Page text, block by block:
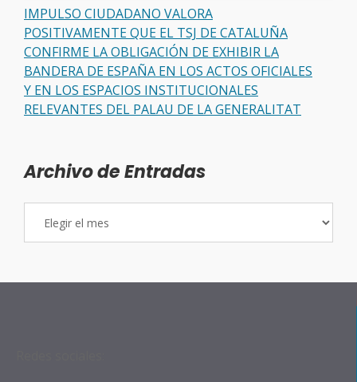
IMPULSO CIUDADANO VALORA
POSITIVAMENTE QUE EL TSJ DE CATALUÑA
CONFIRME LA OBLIGACIÓN DE EXHIBIR LA
BANDERA DE ESPAÑA EN LOS ACTOS OFICIALES
Y EN LOS ESPACIOS INSTITUCIONALES
RELEVANTES DEL PALAU DE LA GENERALITAT
Archivo de Entradas